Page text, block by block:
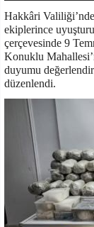
Hakkâri
ekiplerince
çerçevesinde 9
Konuklu
duyumu
düzenlendi.